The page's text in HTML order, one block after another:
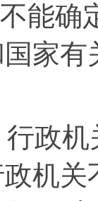
能确
家
行政机
机